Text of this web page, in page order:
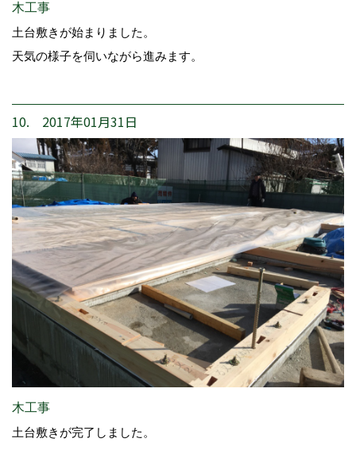
木工事
土台敷きが始まりました。
天気の様子を伺いながら進みます。
10. 2017年01月31日
木工事
土台敷きが完了しました。